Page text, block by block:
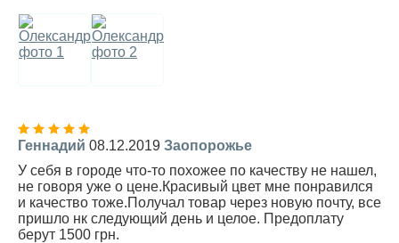
Геннадий 08.12.2019 Заопорожье
У себя в городе что-то похожее по качеству не нашел,
не говоря уже о цене.Красивый цвет мне понравился
и качество тоже.Получал товар через новую почту, все
пришло нк следующий день и целое. Предоплату
берут 1500 грн.